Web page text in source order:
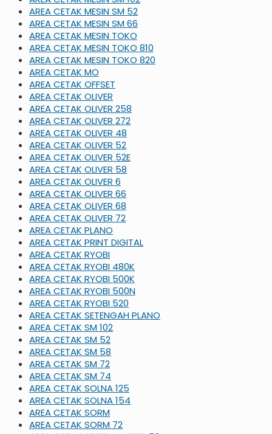
AREA CETAK MESIN SM 52
AREA CETAK MESIN SM 66
AREA CETAK MESIN TOKO
AREA CETAK MESIN TOKO 810
AREA CETAK MESIN TOKO 820
AREA CETAK MO
AREA CETAK OFFSET
AREA CETAK OLIVER
AREA CETAK OLIVER 258
AREA CETAK OLIVER 272
AREA CETAK OLIVER 48
AREA CETAK OLIVER 52
AREA CETAK OLIVER 52E
AREA CETAK OLIVER 58
AREA CETAK OLIVER 6
AREA CETAK OLIVER 66
AREA CETAK OLIVER 68
AREA CETAK OLIVER 72
AREA CETAK PLANO
AREA CETAK PRINT DIGITAL
AREA CETAK RYOBI
AREA CETAK RYOBI 480K
AREA CETAK RYOBI 500K
AREA CETAK RYOBI 500N
AREA CETAK RYOBI 520
AREA CETAK SETENGAH PLANO
AREA CETAK SM 102
AREA CETAK SM 52
AREA CETAK SM 58
AREA CETAK SM 72
AREA CETAK SM 74
AREA CETAK SOLNA 125
AREA CETAK SOLNA 154
AREA CETAK SORM
AREA CETAK SORM 72